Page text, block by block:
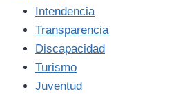
Intendencia
Transparencia
Discapacidad
Turismo
Juventud